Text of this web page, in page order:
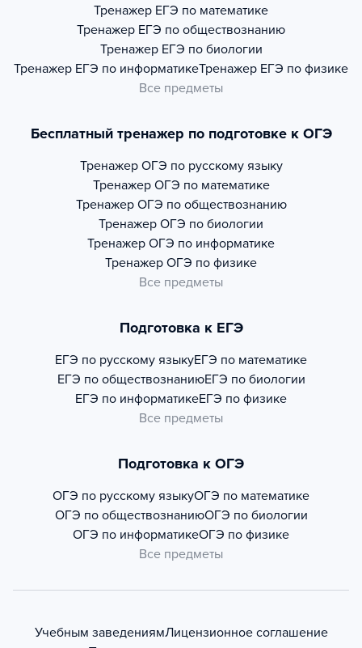
Тренажер ЕГЭ по математике
Тренажер ЕГЭ по обществознанию
Тренажер ЕГЭ по биологии
Тренажер ЕГЭ по информатикеТренажер ЕГЭ по физике
Все предметы
Бесплатный тренажер по подготовке к ОГЭ
Тренажер ОГЭ по русскому языку
Тренажер ОГЭ по математике
Тренажер ОГЭ по обществознанию
Тренажер ОГЭ по биологии
Тренажер ОГЭ по информатике
Тренажер ОГЭ по физике
Все предметы
Подготовка к ЕГЭ
ЕГЭ по русскому языкуЕГЭ по математике
ЕГЭ по обществознаниюЕГЭ по биологии
ЕГЭ по информатикеЕГЭ по физике
Все предметы
Подготовка к ОГЭ
ОГЭ по русскому языкуОГЭ по математике
ОГЭ по обществознаниюОГЭ по биологии
ОГЭ по информатикеОГЭ по физике
Все предметы
Учебным заведениямЛицензионное соглашение